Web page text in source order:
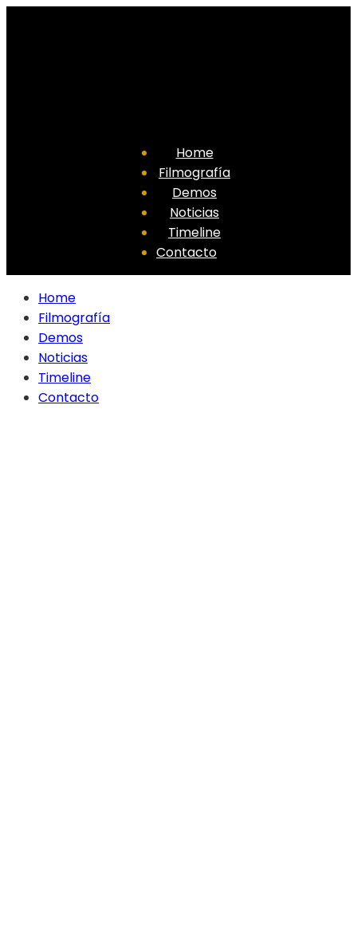
Home
Filmografía
Demos
Noticias
Timeline
Contacto
Home
Filmografía
Demos
Noticias
Timeline
Contacto